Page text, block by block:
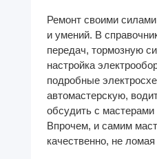
Ремонт своими
и умений. В
передач, тормозную
настройка
подробные
автомастерскую,
обсудить с
Впрочем, и самим
качественно, не